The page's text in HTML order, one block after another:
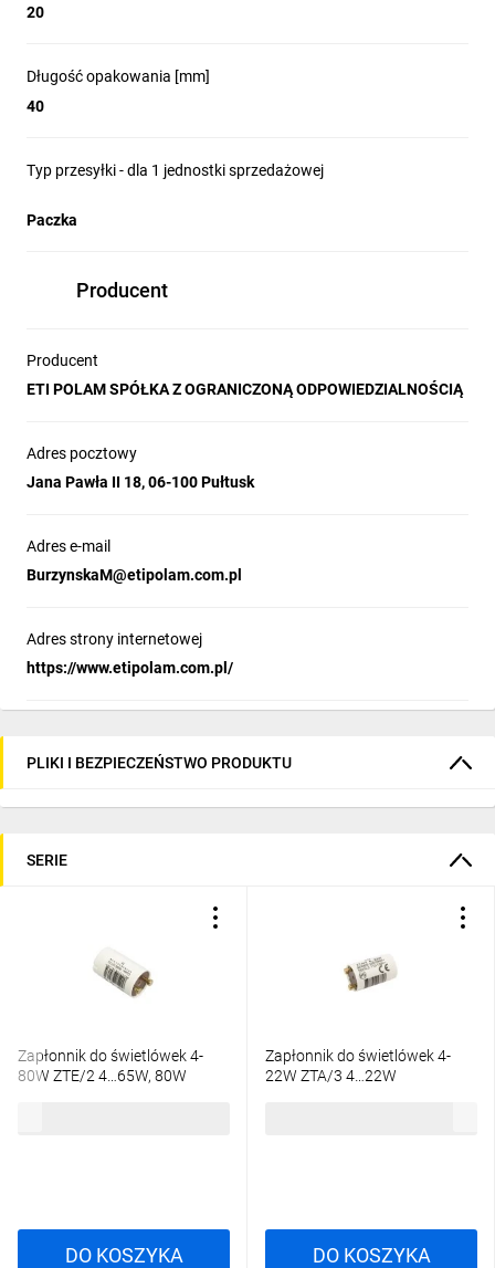
20
Długość opakowania [mm]
40
Typ przesyłki - dla 1 jednostki sprzedażowej
Paczka
Producent
Producent
ETI POLAM SPÓŁKA Z OGRANICZONĄ ODPOWIEDZIALNOŚCIĄ
Adres pocztowy
Jana Pawła II 18, 06-100 Pułtusk
Adres e-mail
BurzynskaM@etipolam.com.pl
Adres strony internetowej
https://www.etipolam.com.pl/
PLIKI I BEZPIECZEŃSTWO PRODUKTU
SERIE
Zapłonnik do świetlówek 4-
80W ZTE/2 4…65W, 80W
DO KOSZYKA
Zapłonnik do świetlówek 4-
22W ZTA/3 4…22W
DO KOSZYKA